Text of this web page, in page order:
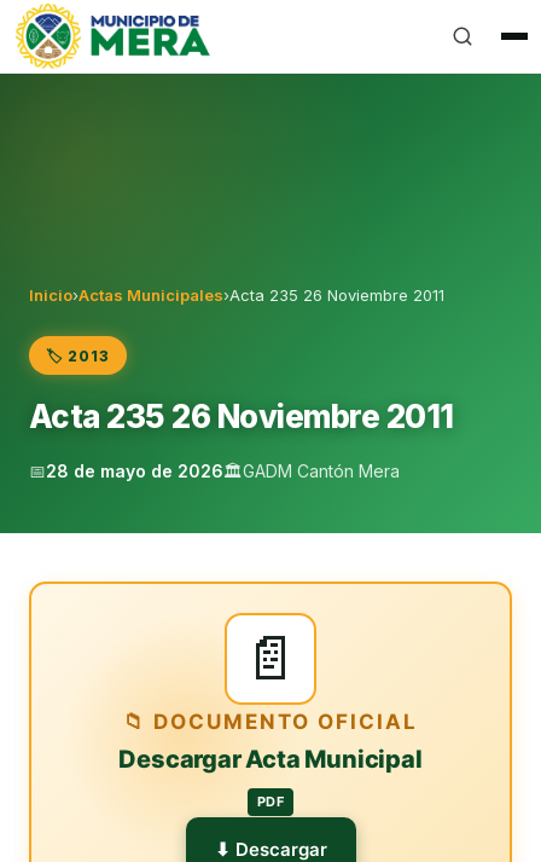
Gobierno Autónomo Descentralizado Municipal del
Inicio›Actas Municipales›Acta 235 26 Noviembre 2011
🏷️ 2013
Acta 235 26 Noviembre 2011
📅28 de mayo de 2026🏛️GADM Cantón Mera
📄
📁 DOCUMENTO OFICIAL
Descargar Acta Municipal
PDF
⬇ Descargar